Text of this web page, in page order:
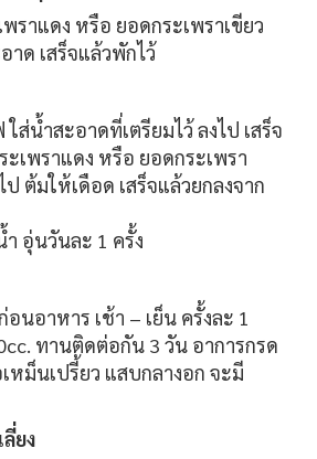
ราแดง หรือ ยอดกระเพราเขียว
าด เสร็จแล้วพักไว้
ส่น้ำสะอาดที่เตรียมไว้ ลงไป เสร็จ
ะเพราแดง หรือ ยอดกระเพรา
ป ต้มให้เดือด เสร็จแล้วยกลงจาก
ำ อุ่นวันละ 1 ครั้ง
นอาหาร เช้า – เย็น ครั้งละ 1
ทานติดต่อกัน 3 วัน อาการกรด
หม็นเปรี้ยว แสบกลางอก จะมี
ยง